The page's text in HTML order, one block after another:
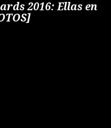
2016: Ellas en